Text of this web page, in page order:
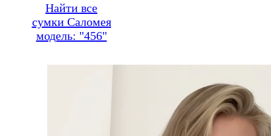
Найти все
сумки Саломея
модель: "456"